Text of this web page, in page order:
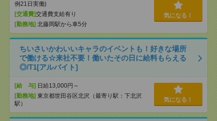
例21日実働)
[交通費]交通費支給有り
[勤務地] 北藤岡駅から車5分
気になる！
ちいさいかわいいキャラのイベントも！好きな場所
で働ける☆来社不要！働いたその日に給料もらえる
◎/T1[アルバイト]
[給 与] 日給13,000円～
[勤務地] 東京都世田谷区北沢（最寄り駅：下北沢
駅）
気になる！